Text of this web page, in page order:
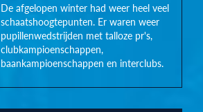
De afgelopen winter had weer heel veel
schaatshoogtepunten. Er waren weer
pupillenwedstrijden met talloze pr's,
clubkampioenschappen,
baankampioenschappen en interclubs.